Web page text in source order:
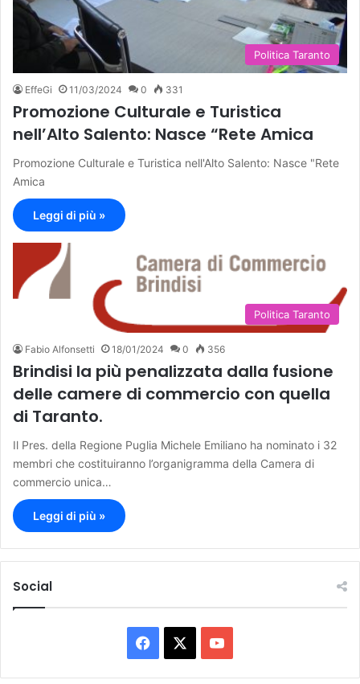
Politica Taranto
EffeGi 11/03/2024 0 331
Promozione Culturale e Turistica
nell’Alto Salento: Nasce “Rete Amica
Promozione Culturale e Turistica nell'Alto Salento: Nasce "Rete
Amica
Leggi di più »
Politica Taranto
Fabio Alfonsetti 18/01/2024 0 356
Brindisi la più penalizzata dalla fusione
delle camere di commercio con quella
di Taranto.
Il Pres. della Regione Puglia Michele Emiliano ha nominato i 32
membri che costituiranno l’organigramma della Camera di
commercio unica…
Leggi di più »
Social
a
o